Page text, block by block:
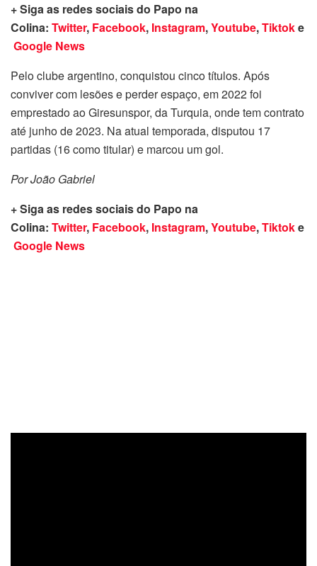
+ Siga as redes sociais do Papo na
Colina: Twitter, Facebook, Instagram,Youtube,Tiktoke
Google News
Pelo clube argentino, conquistou cinco títulos. Após
conviver com lesões e perder espaço, em 2022 foi
emprestado ao Giresunspor, da Turquia, onde tem contrato
até junho de 2023. Na atual temporada, disputou 17
partidas (16 como titular) e marcou um gol.
Por João Gabriel
+ Siga as redes sociais do Papo na
Colina: Twitter, Facebook, Instagram,Youtube,Tiktoke
Google News